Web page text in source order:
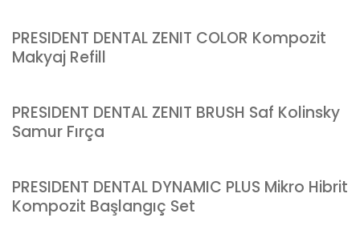
PRESIDENT DENTAL ZENIT COLOR Kompozit
Makyaj Refill
PRESIDENT DENTAL ZENIT BRUSH Saf Kolinsky
Samur Fırça
PRESIDENT DENTAL DYNAMIC PLUS Mikro Hibrit
Kompozit Başlangıç Set